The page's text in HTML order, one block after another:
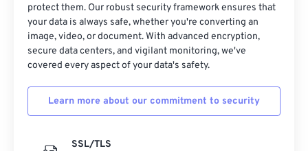
protect them. Our robust security framework ensures that
your data is always safe, whether you're converting an
image, video, or document. With advanced encryption,
secure data centers, and vigilant monitoring, we've
covered every aspect of your data's safety.
Learn more about our commitment to security
SSL/TLS